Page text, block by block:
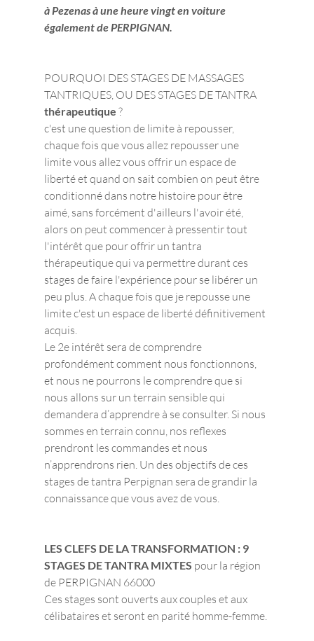
à Pezenas à une heure vingt en voiture
également de PERPIGNAN.
POURQUOI DES STAGES DE MASSAGES
TANTRIQUES, OU DES STAGES DE TANTRA
thérapeutique ?
c'est une question de limite à repousser,
chaque fois que vous allez repousser une
limite vous allez vous offrir un espace de
liberté et quand on sait combien on peut être
conditionné dans notre histoire pour être
aimé, sans forcément d'ailleurs l'avoir été,
alors on peut commencer à pressentir tout
l'intérêt que pour offrir un tantra
thérapeutique qui va permettre durant ces
stages de faire l'expérience pour se libérer un
peu plus. A chaque fois que je repousse une
limite c'est un espace de liberté définitivement
acquis.
Le 2e intérêt sera de comprendre
profondément comment nous fonctionnons,
et nous ne pourrons le comprendre que si
nous allons sur un terrain sensible qui
demandera d’apprendre à se consulter. Si nous
sommes en terrain connu, nos reflexes
prendront les commandes et nous
n’apprendrons rien. Un des objectifs de ces
stages de tantra Perpignan sera de grandir la
connaissance que vous avez de vous.
LES CLEFS DE LA TRANSFORMATION : 9
STAGES DE TANTRA MIXTES pour la région
de PERPIGNAN 66000
Ces stages sont ouverts aux couples et aux
célibataires et seront en parité homme-femme.